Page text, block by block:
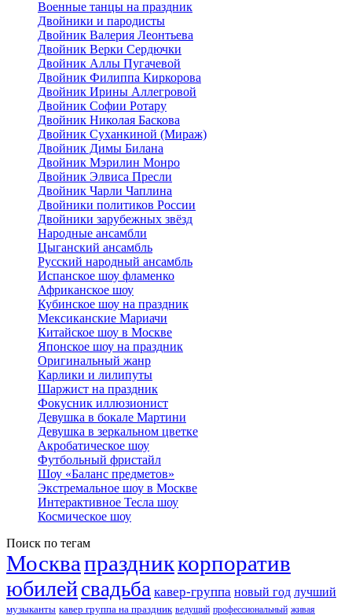
Военные танцы на праздник
Двойники и пародисты
Двойник Валерия Леонтьева
Двойник Верки Сердючки
Двойник Аллы Пугачевой
Двойник Филиппа Киркорова
Двойник Ирины Аллегровой
Двойник Софии Ротару
Двойник Николая Баскова
Двойник Суханкиной (Мираж)
Двойник Димы Билана
Двойник Мэрилин Монро
Двойник Элвиса Пресли
Двойник Чарли Чаплина
Двойники политиков России
Двойники зарубежных звёзд
Народные ансамбли
Цыганский ансамбль
Русский народный ансамбль
Испанское шоу фламенко
Африканское шоу
Кубинское шоу на праздник
Мексиканские Мариачи
Китайское шоу в Москве
Японское шоу на праздник
Оригинальный жанр
Карлики и лилипуты
Шаржист на праздник
Фокусник иллюзионист
Девушка в бокале Мартини
Девушка в зеркальном цветке
Акробатическое шоу
Футбольный фристайл
Шоу «Баланс предметов»
Экстремальное шоу в Москве
Интерактивное Тесла шоу
Космическое шоу
Поиск по тегам
Москвапраздниккорпоратив
юбилейсвадьба кавер-группа новый год лучший
музыканты кавер группа на праздник ведущий профессиональный живая